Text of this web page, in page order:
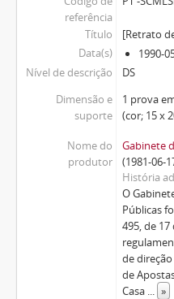
referência
Título
[Retrato
Data(s)
1990-
Nível de descrição
DS
Dimensão e
suporte
1 prova
(cor; 15 x
Nome do
produtor
Gabinete
(1981-06-
História
O
Públicas
495, de
de
de
Casa ... »